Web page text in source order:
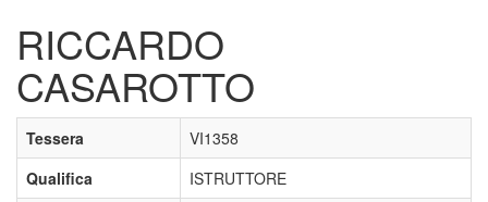
RICCARDO
CASAROTTO
Tessera
VI1358
Qualifica
ISTRUTTORE